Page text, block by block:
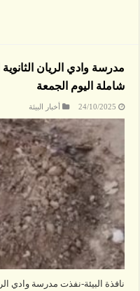
مدرسة وادي الريان
شاملة اليوم الجمعة
24/10/2025 أخبار البيئة
نافذة البيئة-نفذت مدرسة وادي